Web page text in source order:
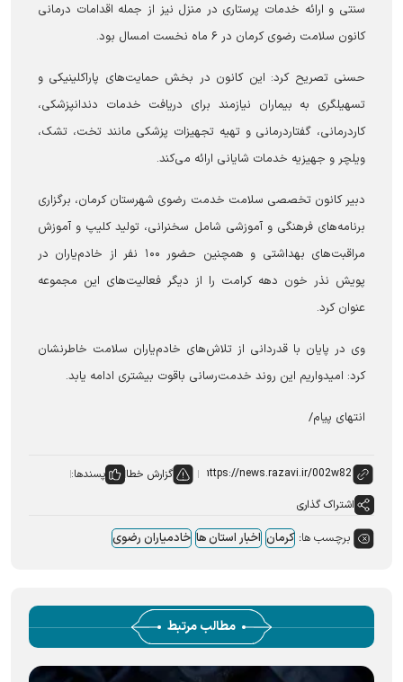
سنتی و ارائه خدمات پرستاری در منزل نیز از جمله اقدامات درمانی
کانون سلامت رضوی کرمان در ۶ ماه نخست امسال بود.
حسنی تصریح کرد: این کانون در بخش حمایت‌های پاراکلینیکی و
تسهیلگری به بیماران نیازمند برای دریافت خدمات دندانپزشکی،
کاردرمانی، گفتاردرمانی و تهیه تجهیزات پزشکی مانند تخت، تشک،
ویلچر و جهیزیه خدمات شایانی ارائه می‌کند.
دبیر کانون تخصصی سلامت خدمت رضوی شهرستان کرمان، برگزاری
برنامه‌های فرهنگی و آموزشی شامل سخنرانی، تولید کلیپ و آموزش
مراقبت‌های بهداشتی و همچنین حضور ۱۰۰ نفر از خادم‌یاران در
پویش نذر خون دهه کرامت را از دیگر فعالیت‌های این مجموعه
عنوان کرد.
وی در پایان با قدردانی از تلاش‌های خادم‌یاران سلامت خاطرنشان
کرد: امیدواریم این روند خدمت‌رسانی باقوت بیشتری ادامه یابد.
انتهای پیام/
گزارش خطا
پسندها:
اشتراک گذاری
برچسب ها: کرمان اخبار استان ها خادمیاران رضوی
مطالب مرتبط